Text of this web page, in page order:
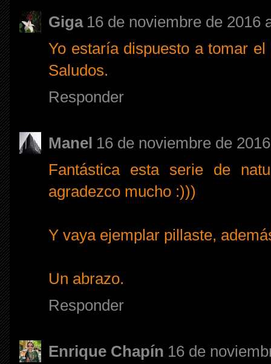
Giga 16 de noviembre de 2016
Yo estaría dispuesto a tomar
Saludos.
Responder
Manel 16 de noviembre de
Fantástica esta serie de
agradezco mucho :)))
Y vaya ejemplar pillaste,
Un abrazo.
Responder
Enrique Chapín 16 de